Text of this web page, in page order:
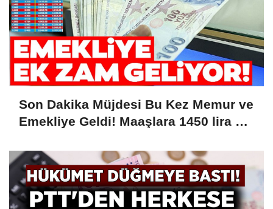
Son Dakika Müjdesi Bu Kez Memur ve
Emekliye Geldi! Maaşlara 1450 lira Ek